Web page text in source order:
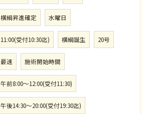
横綱昇進確定 水曜日
11:00(受付10:30迄) 横綱誕生 20号
最速 施術開始時間
午前8:00〜12:00(受付11:30)
午後14:30〜20:00(受付19:30迄)